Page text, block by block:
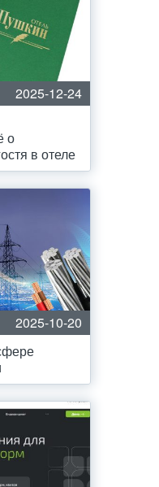
2025-12-24
о
в отеле
2025-10-20